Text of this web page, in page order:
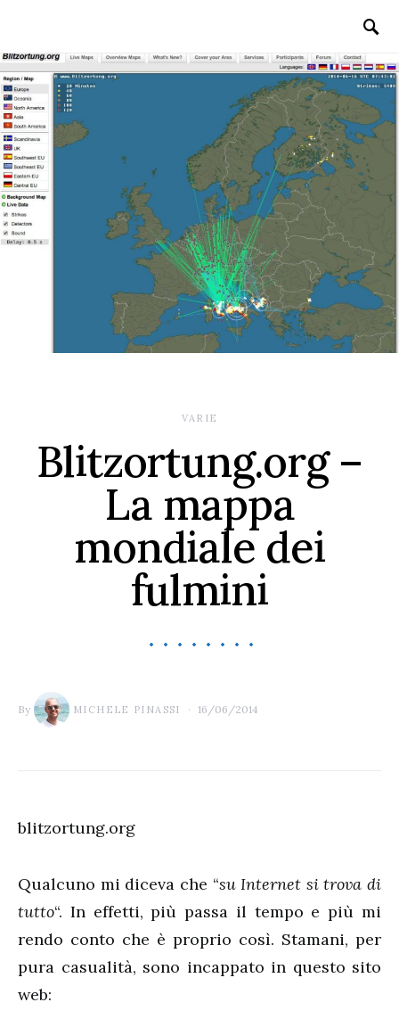
VARIE
Blitzortung.org –
La mappa
mondiale dei
fulmini
By MICHELE PINASSI 16/06/2014
blitzortung.org
Qualcuno mi diceva che “su Internet si trova di
tutto“. In effetti, più passa il tempo e più mi
rendo conto che è proprio così. Stamani, per
pura casualità, sono incappato in questo sito
web: